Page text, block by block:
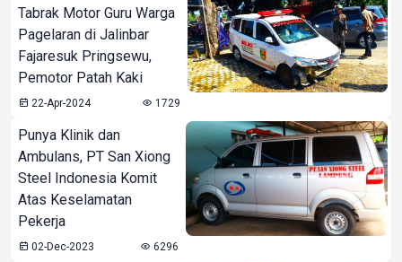
Tabrak Motor Guru Warga
Pagelaran di Jalinbar
Fajaresuk Pringsewu,
Pemotor Patah Kaki
22-Apr-2024 1729
Punya Klinik dan
Ambulans, PT San Xiong
Steel Indonesia Komit
Atas Keselamatan
Pekerja
02-Dec-2023 6296